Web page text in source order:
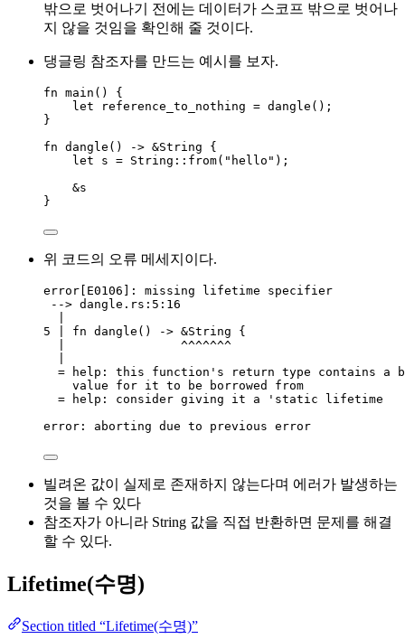
밖으로 벗어나기 전에는 데이터가 스코프 밖으로 벗어나
지 않을 것임을 확인해 줄 것이다.
댕글링 참조자를 만드는 예시를 보자.
fn main () {
let
reference_to_nothing = dangle ();
}
fn dangle () -> &String {
let
s = String :: from( " hello " );
&s
}
위 코드의 오류 메세지이다.
error [E0106] : missing lifetime
specifier
--> dangle . rs : 5 : 16
5
fn dangle () -> &String {
^^^^^^^
=
help : this function 's return type contains a
value
for it to be borrowed
from
=
help : consider giving it a 'static
lifetime
error : aborting due to previous error
빌려온 값이 실제로 존재하지 않는다며 에러가 발생하는
것을 볼 수 있다
참조자가 아니라 String 값을 직접 반환하면 문제를 해결
할 수 있다.
Lifetime(수명)
Section titled “Lifetime(수명)”